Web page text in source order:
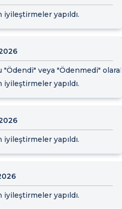
yapıldı.
"Ödendi" veya "Ödenmedi"
yapıldı.
yapıldı.
yapıldı.